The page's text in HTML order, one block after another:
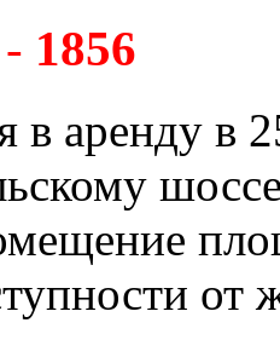
1856
в аренду
от